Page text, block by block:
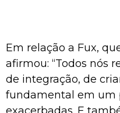
Em relação a Fux,
afirmou: “Todos nós
de integração, de
fundamental em um